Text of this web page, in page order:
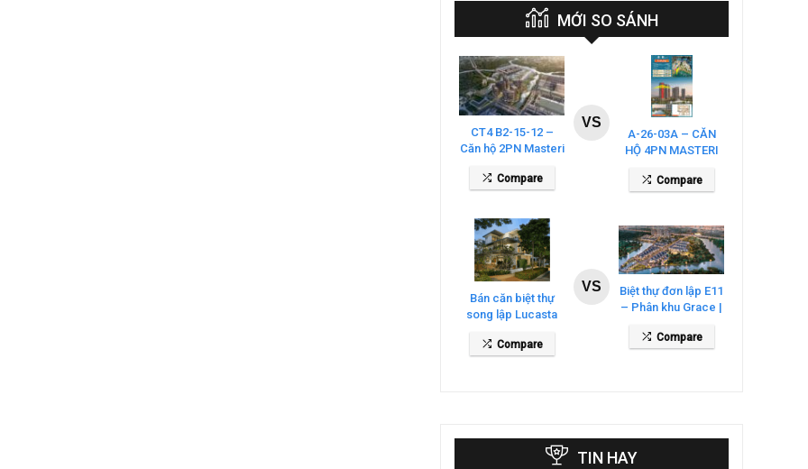
MỚI SO SÁNH
CT4 B2-15-12 –
Căn hộ 2PN Masteri
Compare
VS
A-26-03A – CĂN
HỘ 4PN MASTERI
COSMO CENTRAL
– THE GLOBAL
Compare
Bán căn biệt thự
song lập Lucasta
Villa – DT 175m2
giá 26 tỷ
Compare
VS
Biệt thự đơn lập E11
– Phân khu Grace |
Waters
Compare
TIN HAY